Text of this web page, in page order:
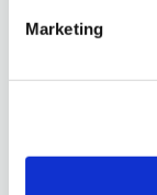
Marketing